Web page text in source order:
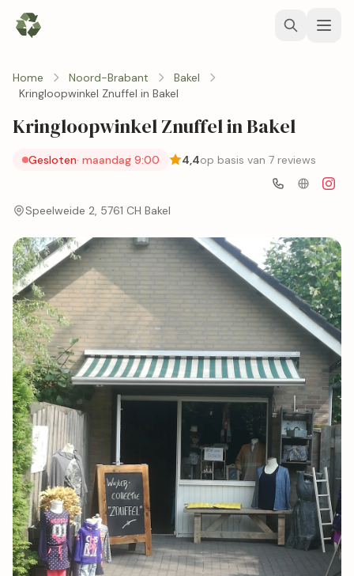
Home Noord-Brabant
Bakel
Kringloopwinkel Znuffel in Bakel
Kringloopwinkel Znuffel in Bakel
Gesloten· maandag 9:00 4,4op basis van 7 reviews
Speelweide 2, 5761 CH Bakel